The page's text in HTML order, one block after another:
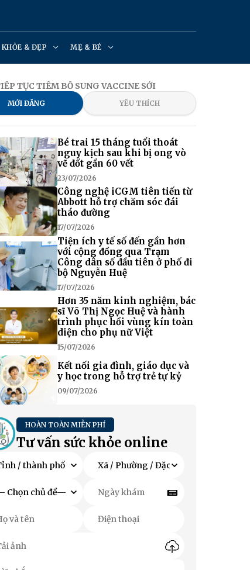
KHỎE & ĐẸP MẸ & BÉ
TỤC TIÊM BỔ SUNG VACCINE SỞI
MỚI ĐĂNG YÊU THÍCH
Bé trai 15 tháng tuổi thoát
nguy kịch sau khi bị ong vò
vẽ đốt gần 60 vết
23/07/2026
Công nghệ iCGM tiên tiến từ
Abbott hỗ trợ chăm sóc đái
tháo đường
17/07/2026
Tiện ích y tế số đến gần hơn
với cộng đồng qua Trạm
Công dân số đầu tiên ở phố đi
bộ Nguyễn Huệ
17/07/2026
Hơn 35 năm kinh nghiệm, bác
sĩ Võ Thị Ngọc Huệ và hành
trình phục hồi vùng kín toàn
diện cho phụ nữ Việt
15/07/2026
Kết nối gia đình, giáo dục và
y học trong hỗ trợ trẻ tự kỷ
09/07/2026
HOÀN TOÀN MIỄN PHÍ
Tư vấn sức khỏe online